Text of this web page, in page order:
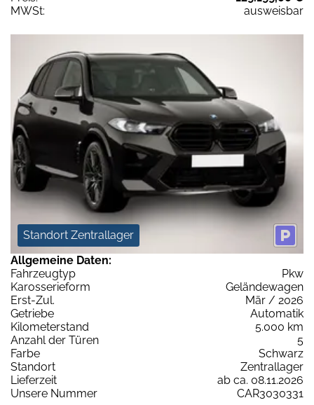
MWSt:
ausweisbar
Standort Zentrallager
Allgemeine Daten:
Fahrzeugtyp
Pkw
Karosserieform
Geländewagen
Erst-Zul.
Mär / 2026
Getriebe
Automatik
Kilometerstand
5.000 km
Anzahl der Türen
5
Farbe
Schwarz
Standort
Zentrallager
Lieferzeit
ab ca. 08.11.2026
Unsere Nummer
CAR3030331